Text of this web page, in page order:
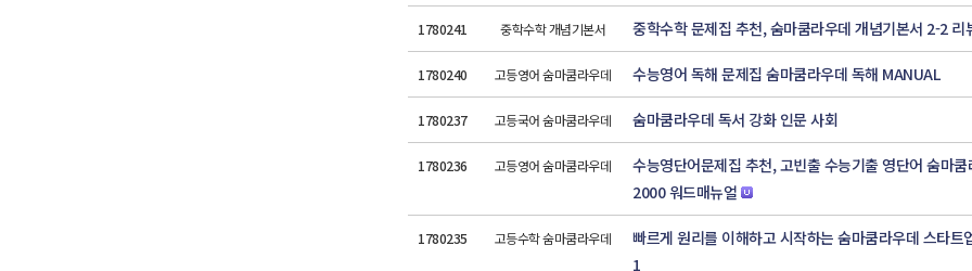
1780241 중학수학 개념기본서 중학수학 문제집 추천, 숨마쿰라우데 개념기본서 2-2 리
1780240 고등영어 숨마쿰라우데 수능영어 독해 문제집 숨마쿰라우데 독해 MANUAL
1780237 고등국어 숨마쿰라우데 숨마쿰라우데 독서 강화 인문 사회
1780236 고등영어 숨마쿰라우데
수능영단어문제집 추천, 고빈출 수능기출 영단어 숨마
2000 워드매뉴얼
1780235 고등수학 숨마쿰라우데
빠르게 원리를 이해하고 시작하는 숨마쿰라우데 스타트
1